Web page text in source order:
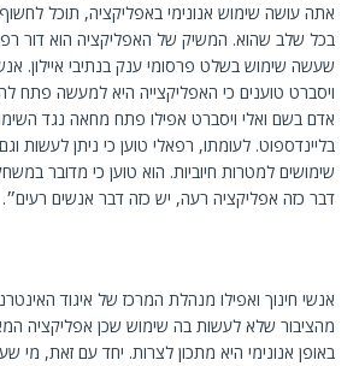
אתה עושה שימוש אנונימי באפליקציה, תוכל
בכל שלב שהוא. המשיק של האפליקציה הוא דור
שעשה שימוש בשלט פרסומי ענק בנתיבי איילון.
ויסברט טוענים כי האפליקצייה היא למעשה פתח
אדם בשם ואלי ויסברט אפילו פתח מחאה נגד
בליינדספוט. לעומתו, רפאלי טוען כי ניתן לעשות
שימושים למטרות חיוביות. הוא טוען כי מדובר
דבר כזה אפליקציה רעה, יש כזה דבר אנשים רעים״.
אנשי חינוך ואפילו מנהלת המרכז של איגוד
מהציבור שלא לעשות בה שימוש שכן אפליקציה
באופן אנונימי היא מתכון לצרות. יחד עם זאת, מי